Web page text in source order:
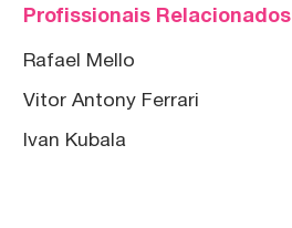
Profissionais Relacionados
Rafael Mello
Vitor Antony Ferrari
Ivan Kubala